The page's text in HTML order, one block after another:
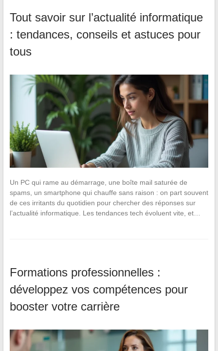
Tout savoir sur l’actualité informatique
: tendances, conseils et astuces pour
tous
Un PC qui rame au démarrage, une boîte mail saturée de
spams, un smartphone qui chauffe sans raison : on part souvent
de ces irritants du quotidien pour chercher des réponses sur
l’actualité informatique. Les tendances tech évoluent vite, et…
Formations professionnelles :
développez vos compétences pour
booster votre carrière